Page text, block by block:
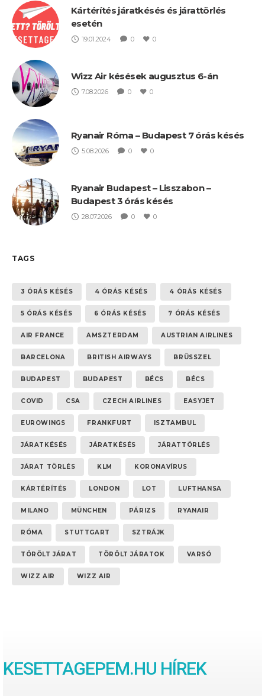
Kártérítés járatkésés és járattörlés
esetén
19.01.2024 0 0
Wizz Air késések augusztus 6-án
7.08.2026 0 0
Ryanair Róma – Budapest 7 órás késés
5.08.2026 0 0
Ryanair Budapest – Lisszabon –
Budapest 3 órás késés
28.07.2026 0 0
TAGS
3 ÓRÁS KÉSÉS 4 ÓRÁS KÉSÉS 4 ÓRÁS KÉSÉS
5 ÓRÁS KÉSÉS 6 ÓRÁS KÉSÉS 7 ÓRÁS KÉSÉS
AIR FRANCE AMSZTERDAM AUSTRIAN AIRLINES
BARCELONA BRITISH AIRWAYS BRÜSSZEL
BUDAPEST BUDAPEST BÉCS BÉCS
COVID CSA CZECH AIRLINES EASYJET
EUROWINGS FRANKFURT ISZTAMBUL
JÁRATKÉSÉS JÁRATKÉSÉS JÁRATTÖRLÉS
JÁRAT TÖRLÉS KLM KORONAVÍRUS
KÁRTÉRÍTÉS LONDON LOT LUFTHANSA
MILANO MÜNCHEN PÁRIZS RYANAIR
RÓMA STUTTGART SZTRÁJK
TÖRÖLT JÁRAT TÖRÖLT JÁRATOK VARSÓ
WIZZ AIR WIZZ AIR
KESETTAGEPEM.HU HÍREK